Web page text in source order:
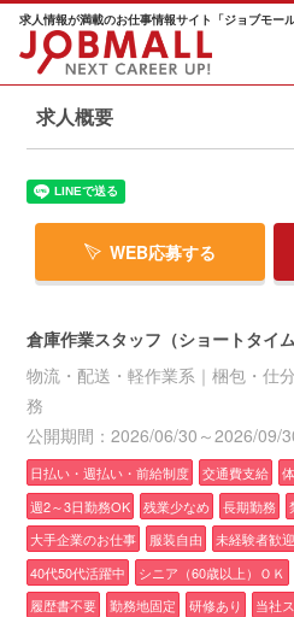
求人情報が満載のお仕事情報サイト「ジョブモール
求人概要
WEB応募する
倉庫作業スタッフ（ショートタイム
物流・配送・軽作業系｜梱包・仕
務
公開期間：2026/06/30～2026/09/
日払い・週払い・前給制度 交通費支給
週2～3日勤務OK
残業少なめ 長期勤務
大手企業のお仕事
服装自由 未経験者歓迎
40代50代活躍中
シニア（60歳以上）ＯＫ
履歴書不要
勤務地固定 研修あり 当社